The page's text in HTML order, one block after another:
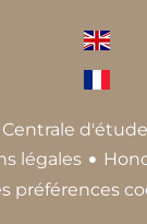
Centrale
légales
préférences